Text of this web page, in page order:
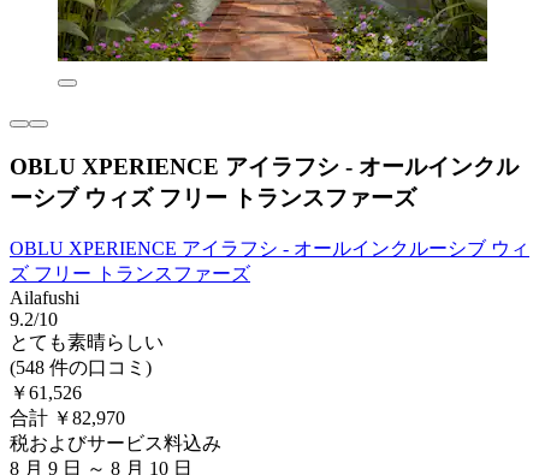
OBLU XPERIENCE アイラフシ - オールインクル
ーシブ ウィズ フリー トランスファーズ
OBLU XPERIENCE アイラフシ - オールインクルーシブ ウィ
ズ フリー トランスファーズ
Ailafushi
9.2/10
とても素晴らしい
(548 件の口コミ)
￥61,526
合計 ￥82,970
税およびサービス料込み
8 月 9 日 ～ 8 月 10 日